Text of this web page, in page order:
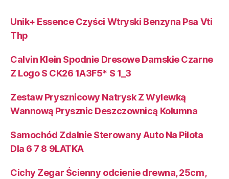
Unik+ Essence Czyści Wtryski Benzyna Psa Vti
Thp
Calvin Klein Spodnie Dresowe Damskie Czarne
Z Logo S CK26 1A3F5* S 1_3
Zestaw Prysznicowy Natrysk Z Wylewką
Wannową Prysznic Deszczownicą Kolumna
Samochód Zdalnie Sterowany Auto Na Pilota
Dla 6 7 8 9LATKA
Cichy Zegar Ścienny odcienie drewna, 25cm,